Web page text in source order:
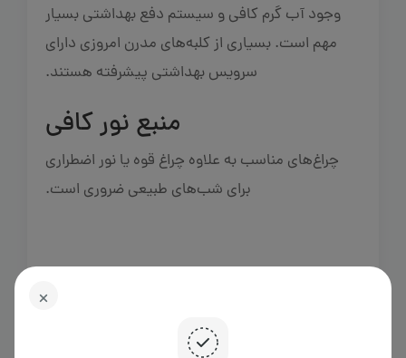
وجود آب گرم کافی و سیستم دفع بهداشتی بسیار
مهم است. بسیاری از کلبه‌های مدرن امروزی دارای
سرویس بهداشتی پیشرفته هستند.
منبع نور کافی
چراغ‌های مناسب به علاوه چراغ قوه یا نور اضطراری
برای شب‌های طبیعی ضروری است.
بهترین مناطق برای اجاره